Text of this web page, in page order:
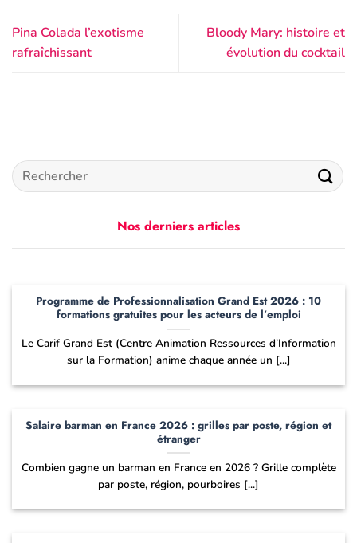
Pina Colada l’exotisme
rafraîchissant
Bloody Mary: histoire et
évolution du cocktail
Nos derniers articles
Programme de Professionnalisation Grand Est 2026 : 10
formations gratuites pour les acteurs de l’emploi
Le Carif Grand Est (Centre Animation Ressources d’Information
sur la Formation) anime chaque année un [...]
Salaire barman en France 2026 : grilles par poste, région et
étranger
Combien gagne un barman en France en 2026 ? Grille complète
par poste, région, pourboires [...]